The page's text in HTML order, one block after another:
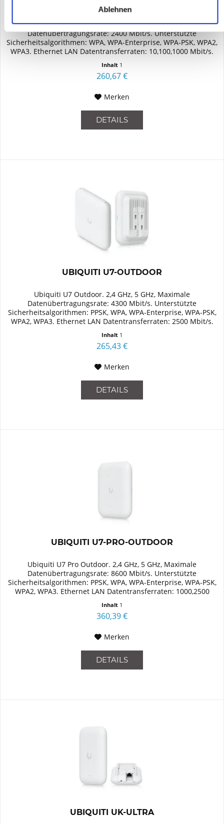
Ablehnen
Ubiquiti U6 Mesh Pro. 2,4 GHz, 5 GHz, Maximale
Datenübertragungsrate: 2400 Mbit/s. Unterstützte
Sicherheitsalgorithmen: WPA, WPA-Enterprise, WPA-PSK, WPA2,
WPA3. Ethernet LAN Datentransferraten: 10,100,1000 Mbit/s.
Inhalt 1
260,67 €
Merken
DETAILS
UBIQUITI U7-OUTDOOR
Ubiquiti U7 Outdoor. 2,4 GHz, 5 GHz, Maximale
Datenübertragungsrate: 4300 Mbit/s. Unterstützte
Sicherheitsalgorithmen: PPSK, WPA, WPA-Enterprise, WPA-PSK,
WPA2, WPA3. Ethernet LAN Datentransferraten: 2500 Mbit/s.
Inhalt 1
265,43 €
Merken
DETAILS
UBIQUITI U7-PRO-OUTDOOR
Ubiquiti U7 Pro Outdoor. 2,4 GHz, 5 GHz, Maximale
Datenübertragungsrate: 8600 Mbit/s. Unterstützte
Sicherheitsalgorithmen: PPSK, WPA, WPA-Enterprise, WPA-PSK,
WPA2, WPA3. Ethernet LAN Datentransferraten: 1000,2500
Inhalt 1
360,39 €
Merken
DETAILS
UBIQUITI UK-ULTRA